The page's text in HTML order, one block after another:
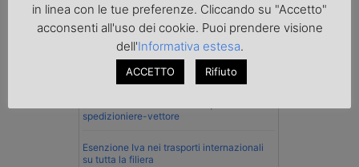
Imprenditore di Prato assolto per infortunio
col muletto
Cassazione conferma validità multe per
velocità col cronotachigrafo
spedizioniere-vettore
Esenzione Iva nei trasporti internazionali
su tutta la filiera
in linea con le tue preferenze. Cliccando su "Accetto"
acconsenti all'uso dei cookie. Puoi prendere visione
dell'Informativa estesa.
ACCETTO Rifiuto